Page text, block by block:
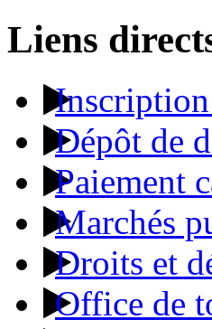
Liens
Dépôt de
Paiement
Marchés
Droits et
Office de